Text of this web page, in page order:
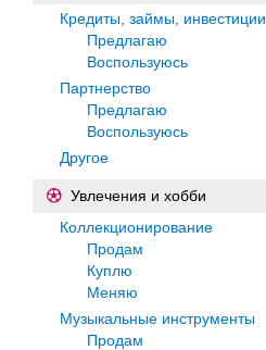
Кредиты, займы, инвестиции
Предлагаю
Воспользуюсь
Партнерство
Предлагаю
Воспользуюсь
Другое
Увлечения и хобби
Коллекционирование
Продам
Куплю
Меняю
Музыкальные инструменты
Продам